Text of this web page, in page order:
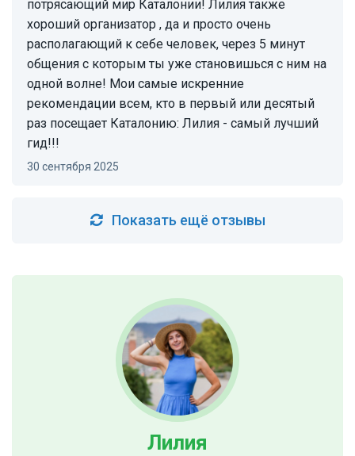
потрясающий мир Каталонии! Лилия также
хороший организатор , да и просто очень
располагающий к себе человек, через 5 минут
общения с которым ты уже становишься с ним на
одной волне! Мои самые искренние
рекомендации всем, кто в первый или десятый
раз посещает Каталонию: Лилия - самый лучший
гид!!!
30 сентября 2025
Показать ещё отзывы
Лилия